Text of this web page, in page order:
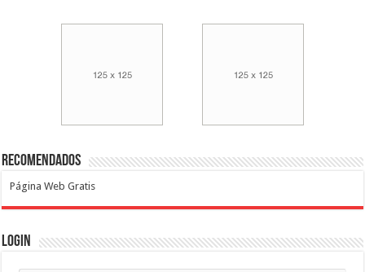
Recomendados
Página Web Gratis
Login